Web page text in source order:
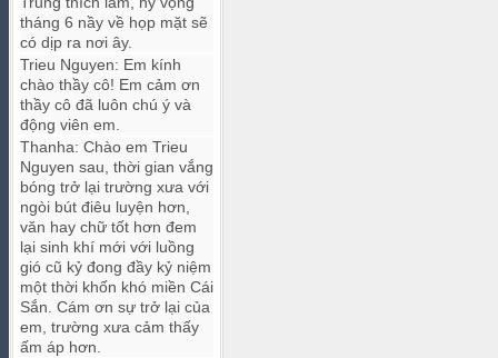
tháng 6 nầy về họp mặt sẽ
có dịp ra nơi ây.
Trieu Nguyen: Em kính
chào thầy cô! Em cảm ơn
thầy cô đã luôn chú ý và
động viên em.
Thanha: Chào em Trieu
Nguyen sau, thời gian vắng
bóng trở lại trường xưa với
ngòi bút điêu luyện hơn,
văn hay chữ tốt hơn đem
lại sinh khí mới với luồng
gió cũ kỷ đong đầy kỷ niệm
một thời khốn khó miền Cái
Sắn. Cám ơn sự trở lại của
em, trường xưa cảm thấy
ấm áp hơn.